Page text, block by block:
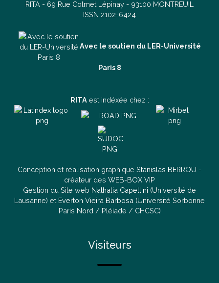
RITA - 69 Rue Colmet Lépinay - 93100 MONTREUIL
ISSN 2102-6424
Avec le soutien du LER-Université
Paris 8
RITAest indéxée chez :
Conception et réalisation graphique Stanislas BERROU -
créateur des WEB-BOX VIP
Gestion du Site web Nathalia Capellini (Université de
Lausanne) et Everton Vieira Barbosa (Université Sorbonne
Paris Nord / Pléiade / CHCSC)
Visiteurs